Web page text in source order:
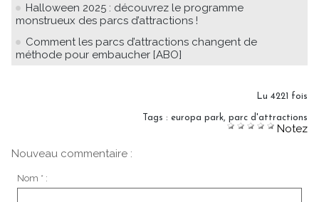
Halloween 2025 : découvrez le programme
monstrueux des parcs d’attractions !
Comment les parcs d’attractions changent de
méthode pour embaucher [ABO]
Lu 4221 fois
Tags : europa park parc d'attractions
Notez
Nouveau commentaire :
Nom * :